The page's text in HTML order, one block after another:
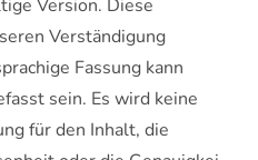
Version. Diese
Verständigung
Fassung kann
sein. Es wird keine
für den Inhalt, die